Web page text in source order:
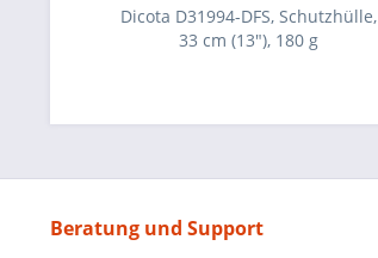
Dicota D31994-DFS, Schutzhülle,
33 cm (13"), 180 g
Beratung und Support